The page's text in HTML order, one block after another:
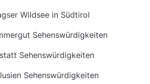
Wildsee in Südtirol
Sehenswürdigkeiten
Sehenswürdigkeiten
Sehenswürdigkeiten